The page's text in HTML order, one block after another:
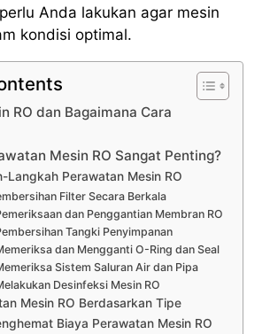
Anda lakukan agar mesin
kondisi optimal.
RO dan Bagaimana Cara
Mesin RO Sangat Penting?
Langkah Perawatan Mesin RO
Filter Secara Berkala
dan Penggantian Membran RO
Tangki Penyimpanan
dan Mengganti O-Ring dan Seal
Sistem Saluran Air dan Pipa
Desinfeksi Mesin RO
Mesin RO Berdasarkan Tipe
Biaya Perawatan Mesin RO